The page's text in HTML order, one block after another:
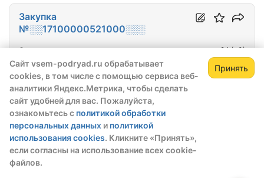
Сайт vsem-podryad.ru обрабатывает
cookies, в том числе с помощью сервиса веб-
аналитики Яндекс.Метрика, чтобы сделать
сайт удобней для вас. Пожалуйста,
ознакомьтесь с политикой обработки
персональных данных и политикой
использования cookies. Кликните «Принять»,
если согласны на использование всех cookie-
файлов.
Принять
Капитальный ремонт моста через реку Большая
Калманка на км 68+748 автомобильной дороги
А-322 Барнаул - Рубцовск - граница с Республикой
Казахстан, Алтайский край
Генподрядчик (поставщик)
Закупка
№░░17100000521000░░░
Окончательная цена
72 965 981,84 ₽
24 (+0)
Тип закупки: 44-ФЗ
Победитель выбран:21.05.2021
Зарегистрируйтесь,
чтобы открыть сведения о закупке
скрытые данные станут доступны после
регистрации или входа в профиль
Зарегистрироваться Войти